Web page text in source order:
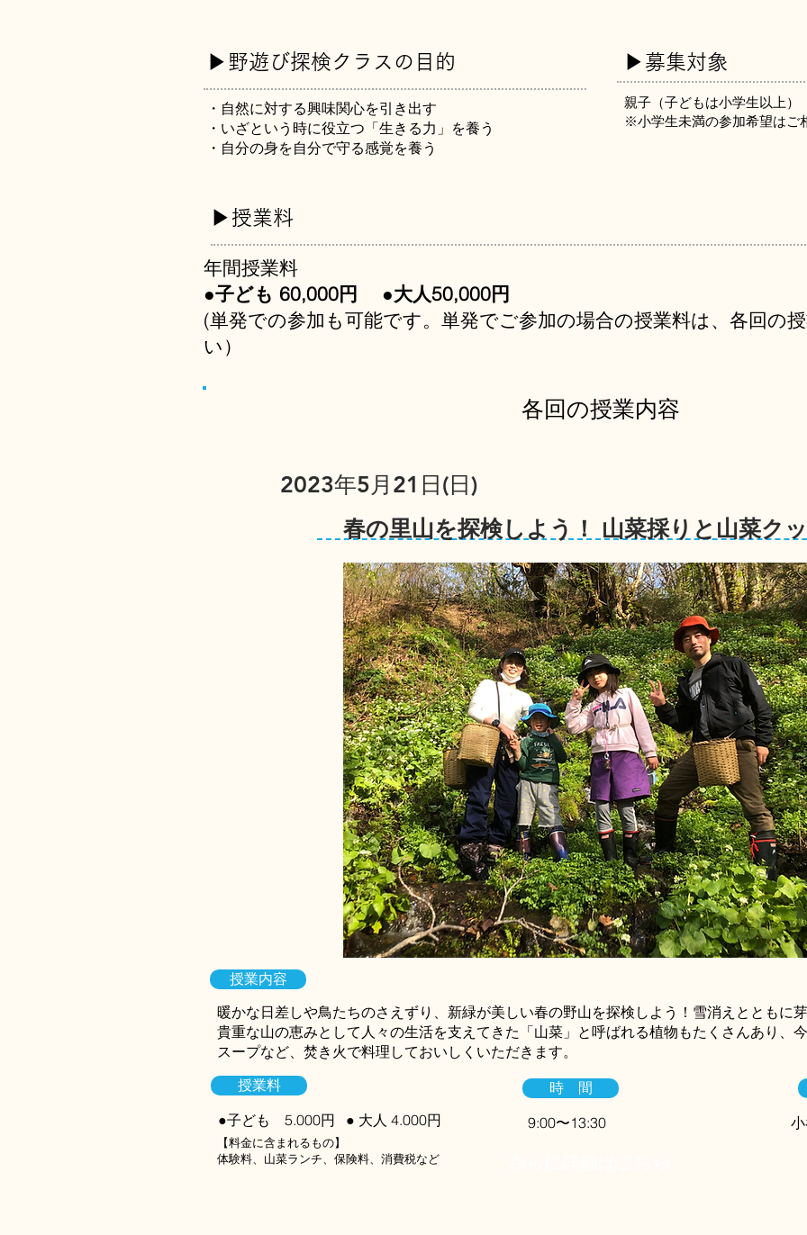
▶︎野遊び探検クラス の目的
・自然に対する興味関心を引き出す
・いざという時に役立つ「生きる力」を養う
・自分の身を自分で守る感覚を養う
▶︎募集対象
親子（子どもは小学生以上）
※小学生未満の参加希望はご
▶︎授業料
年間授業料
●子ども 60,000円 ●大人50,000円
(単発での参加も可能です。単発でご参加の場合の授業料は、各回の
い）
各回の授業内容
​【料金に含まれるもの】
​体験料、山菜ランチ、保険料、消費税など
暖かな日差しや鳥たちのさえずり、新緑が美しい春の野山を探検しよう！雪消えとともに
貴重な山の恵みとして人々の生活を支えてきた「山菜」と呼ばれる植物もたくさんあり、
スープなど、焚き火で料理しておいしくいただきます。
授業料 時 間
●子ども 5.000円 ● 大人 4.000円 9:00〜13:30
春の里山を探検しよう！ 山菜採りと山菜ク
2023年5月21日(日)
授業内容